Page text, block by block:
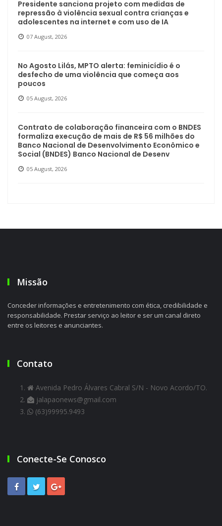
Presidente sanciona projeto com medidas de
repressão à violência sexual contra crianças e
adolescentes na internet e com uso de IA
07 August, 2026
No Agosto Lilás, MPTO alerta: feminicídio é o
desfecho de uma violência que começa aos
poucos
05 August, 2026
Contrato de colaboração financeira com o BNDES
formaliza execução de mais de R$ 56 milhões do
Banco Nacional de Desenvolvimento Econômico e
Social (BNDES) Banco Nacional de Desenv
05 August, 2026
Missão
Conceder informações e entretenimento com ética, credibilidade e
responsabilidade. Prestar serviço ao leitor e ser um canal direto
entre os leitores e anunciantes.
Contato
Avenida Pedro Álvares Cabral S/N - Novo Acordo/TO.
jalapaonews@gmail.com
(63)99995.9493
Conecte-Se Conosco